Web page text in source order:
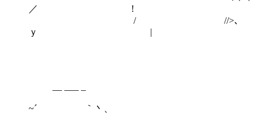
／ !
/ //>､
ｙ |
~´ ｀丶、